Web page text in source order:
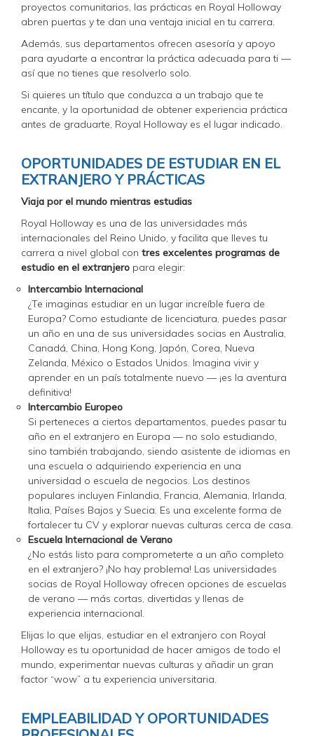
proyectos comunitarios, las prácticas en Royal Holloway
abren puertas y te dan una ventaja inicial en tu carrera.
Además, sus departamentos ofrecen asesoría y apoyo
para ayudarte a encontrar la práctica adecuada para ti —
así que no tienes que resolverlo solo.
Si quieres un título que conduzca a un trabajo que te
encante, y la oportunidad de obtener experiencia práctica
antes de graduarte, Royal Holloway es el lugar indicado.
OPORTUNIDADES DE ESTUDIAR EN EL
EXTRANJERO Y PRÁCTICAS
Viaja por el mundo mientras estudias
Royal Holloway es una de las universidades más
internacionales del Reino Unido, y facilita que lleves tu
carrera a nivel global con tres excelentes programas de
estudio en el extranjero para elegir:
Intercambio Internacional
¿Te imaginas estudiar en un lugar increíble fuera de
Europa? Como estudiante de licenciatura, puedes pasar
un año en una de sus universidades socias en Australia,
Canadá, China, Hong Kong, Japón, Corea, Nueva
Zelanda, México o Estados Unidos. Imagina vivir y
aprender en un país totalmente nuevo — ¡es la aventura
definitiva!
Intercambio Europeo
Si perteneces a ciertos departamentos, puedes pasar tu
año en el extranjero en Europa — no solo estudiando,
sino también trabajando, siendo asistente de idiomas en
una escuela o adquiriendo experiencia en una
universidad o escuela de negocios. Los destinos
populares incluyen Finlandia, Francia, Alemania, Irlanda,
Italia, Países Bajos y Suecia. Es una excelente forma de
fortalecer tu CV y explorar nuevas culturas cerca de casa.
Escuela Internacional de Verano
¿No estás listo para comprometerte a un año completo
en el extranjero? ¡No hay problema! Las universidades
socias de Royal Holloway ofrecen opciones de escuelas
de verano — más cortas, divertidas y llenas de
experiencia internacional.
Elijas lo que elijas, estudiar en el extranjero con Royal
Holloway es tu oportunidad de hacer amigos de todo el
mundo, experimentar nuevas culturas y añadir un gran
factor “wow” a tu experiencia universitaria.
EMPLEABILIDAD Y OPORTUNIDADES